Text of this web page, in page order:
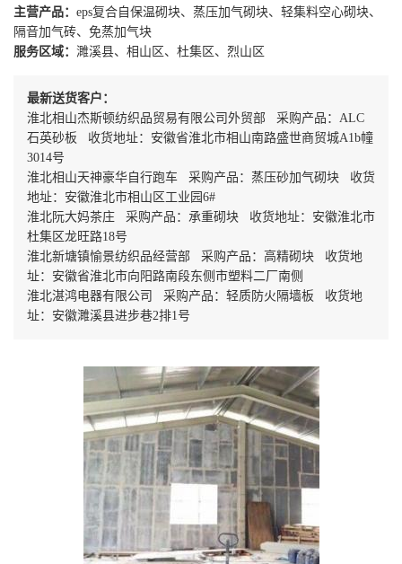
主营产品： eps复合自保温砌块、蒸压加气砌块、轻集料空心砌块、
隔音加气砖、免蒸加气块
服务区域： 濉溪县、相山区、杜集区、烈山区
最新送货客户：
淮北相山杰斯顿纺织品贸易有限公司外贸部 采购产品：ALC
石英砂板 收货地址：安徽省淮北市相山南路盛世商贸城A1b幢
3014号
淮北相山天神豪华自行跑车 采购产品：蒸压砂加气砌块 收货
地址：安徽淮北市相山区工业园6#
淮北阮大妈茶庄 采购产品：承重砌块 收货地址：安徽淮北市
杜集区龙旺路18号
淮北新塘镇愉景纺织品经营部 采购产品：高精砌块 收货地
址：安徽省淮北市向阳路南段东侧市塑料二厂南侧
淮北湛鸿电器有限公司 采购产品：轻质防火隔墙板 收货地
址：安徽濉溪县进步巷2排1号